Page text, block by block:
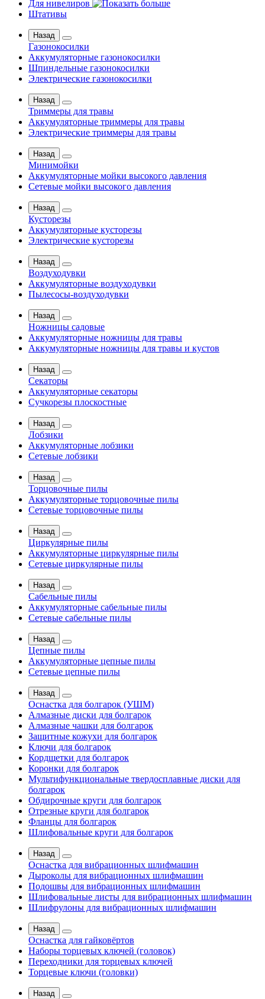
Для нивелиров
Штативы
Назад
Газонокосилки
Аккумуляторные газонокосилки
Шпиндельные газонокосилки
Электрические газонокосилки
Назад
Триммеры для травы
Аккумуляторные триммеры для травы
Электрические триммеры для травы
Назад
Минимойки
Аккумуляторные мойки высокого давления
Сетевые мойки высокого давления
Назад
Кусторезы
Аккумуляторные кусторезы
Электрические кусторезы
Назад
Воздуходувки
Аккумуляторные воздуходувки
Пылесосы-воздуходувки
Назад
Ножницы садовые
Аккумуляторные ножницы для травы
Аккумуляторные ножницы для травы и кустов
Назад
Секаторы
Аккумуляторные секаторы
Сучкорезы плоскостные
Назад
Лобзики
Аккумуляторные лобзики
Сетевые лобзики
Назад
Торцовочные пилы
Аккумуляторные торцовочные пилы
Сетевые торцовочные пилы
Назад
Циркулярные пилы
Аккумуляторные циркулярные пилы
Сетевые циркулярные пилы
Назад
Сабельные пилы
Аккумуляторные сабельные пилы
Сетевые сабельные пилы
Назад
Цепные пилы
Аккумуляторные цепные пилы
Сетевые цепные пилы
Назад
Оснастка для болгарок (УШМ)
Алмазные диски для болгарок
Алмазные чашки для болгарок
Защитные кожухи для болгарок
Ключи для болгарок
Кордщетки для болгарок
Коронки для болгарок
Мультифункциональные твердосплавные диски для
болгарок
Обдирочные круги для болгарок
Отрезные круги для болгарок
Фланцы для болгарок
Шлифовальные круги для болгарок
Назад
Оснастка для вибрационных шлифмашин
Дыроколы для вибрационных шлифмашин
Подошвы для вибрационных шлифмашин
Шлифовальные листы для вибрационных шлифмашин
Шлифрулоны для вибрационных шлифмашин
Назад
Оснастка для гайковёртов
Наборы торцевых ключей (головок)
Переходники для торцевых ключей
Торцевые ключи (головки)
Назад